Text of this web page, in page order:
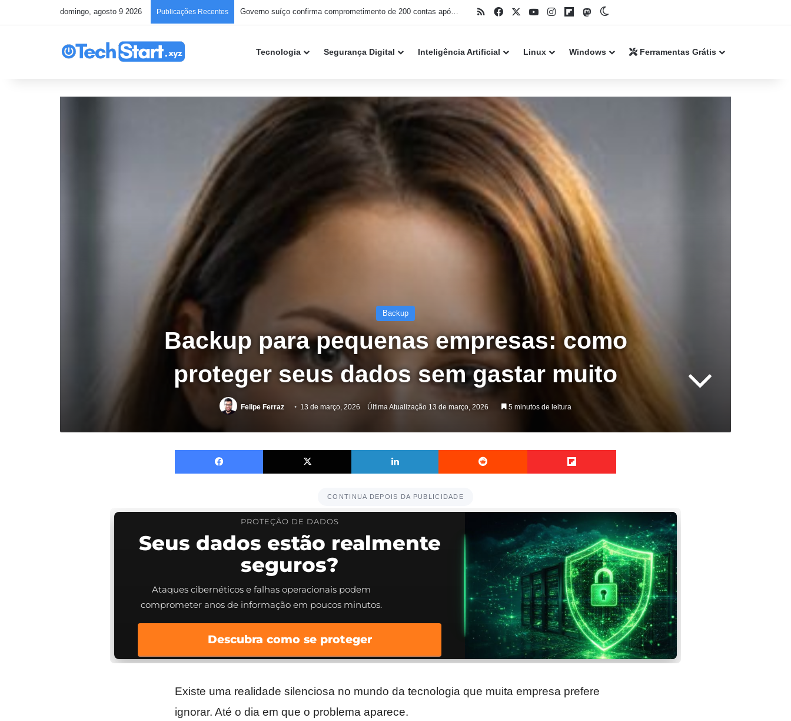
domingo, agosto 9 2026 Publicações Recentes ChatGPT gratuito ganha conversas sem limite e novo modelo GPT 5.6 Luna RSSFacebookYouTubeInstagramFlipboard
Mastodon
Tecnologia Segurança Digital Inteligência Artificial Linux Windows Ferramentas Grátis
Backup
Backup para pequenas empresas: como
proteger seus dados sem gastar muito
Felipe Ferraz 13 de março, 2026 Última Atualização 13 de março, 2026 5 minutos de leitura
Facebook X Linkedin Reddit Flipboard
CONTINUA DEPOIS DA PUBLICIDADE
PROTEÇÃO DE DADOS
Seus dados estão realmente
seguros?
Ataques cibernéticos e falhas operacionais podem
comprometer anos de informação em poucos minutos.
Descubra como se proteger
Existe uma realidade silenciosa no mundo da tecnologia que muita empresa prefere
ignorar. Até o dia em que o problema aparece.